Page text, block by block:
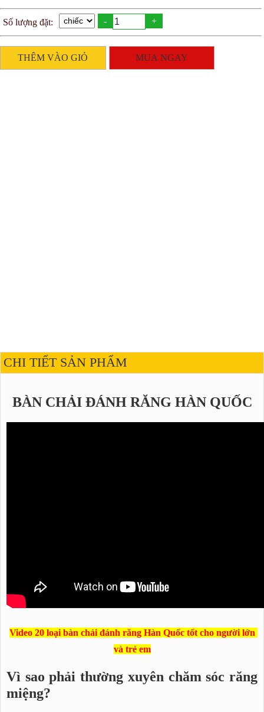
- +
THÊM VÀO GIỎ MUA NGAY
CHI TIẾT SẢN PHẨM
BÀN CHẢI ĐÁNH RĂNG HÀN QUỐC
Video 20 loại bàn chải đánh răng Hàn Quốc tốt cho người lớn
và trẻ em
Vì sao phải thường xuyên chăm sóc răng
miệng?